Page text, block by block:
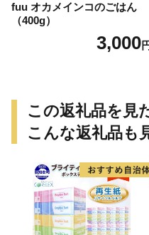
fuu オカメインコのごはん
（400g）
3,000
この返礼品を見
こんな返礼品も